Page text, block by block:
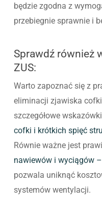
będzie zgodna z
przebiegnie sprawnie i
Sprawdź również
ZUS:
Warto zapoznać się z
eliminacji zjawiska
szczegółowe
cofki i krótkich spięć
Równie ważne jest
nawiewów i wyciągów
pozwala uniknąć
systemów wentylacji.